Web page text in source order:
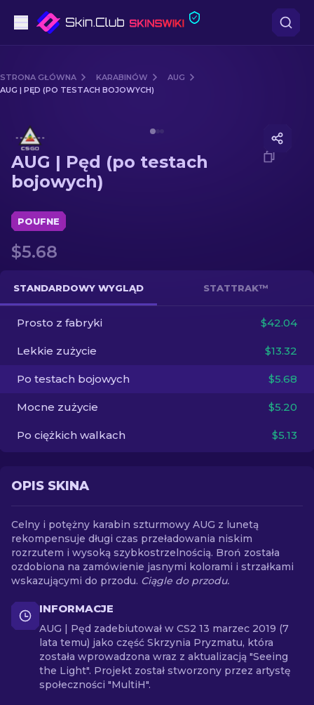
Średni poziom
karabinów snajperskich
rękawiczek
Inne
PL
STRONA GŁÓWNA KARABINÓW
AUG
AUG | PĘD (PO TESTACH BOJOWYCH)
AUG | Pęd (po testach
bojowych)
POUFNE
$5.68
STANDARDOWY WYGLĄD STATTRAK™
Prosto z fabryki $42.04
Lekkie zużycie $13.32
Po testach bojowych $5.68
Mocne zużycie $5.20
Po ciężkich walkach $5.13
OPIS SKINA
Celny i potężny karabin szturmowy AUG z lunetą
rekompensuje długi czas przeładowania niskim
rozrzutem i wysoką szybkostrzelnością. Broń została
ozdobiona na zamówienie jasnymi kolorami i strzałkami
wskazującymi do przodu. Ciągle do przodu.
INFORMACJE
AUG | Pęd zadebiutował w CS2 13 marzec 2019 (7
lata temu) jako część Skrzynia Pryzmatu, która
została wprowadzona wraz z aktualizacją "Seeing
the Light". Projekt został stworzony przez artystę
społeczności "MultiH".